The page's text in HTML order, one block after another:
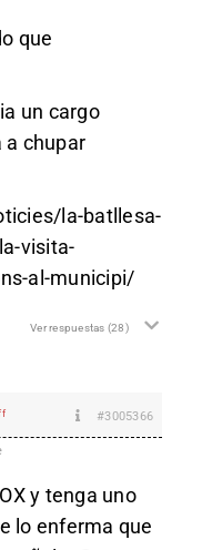
que
un cargo
a chupar
la-batllesa-
visita-
al-municipi/
Ver respuestas (28)
#3005366
y tenga uno
lo enferma que